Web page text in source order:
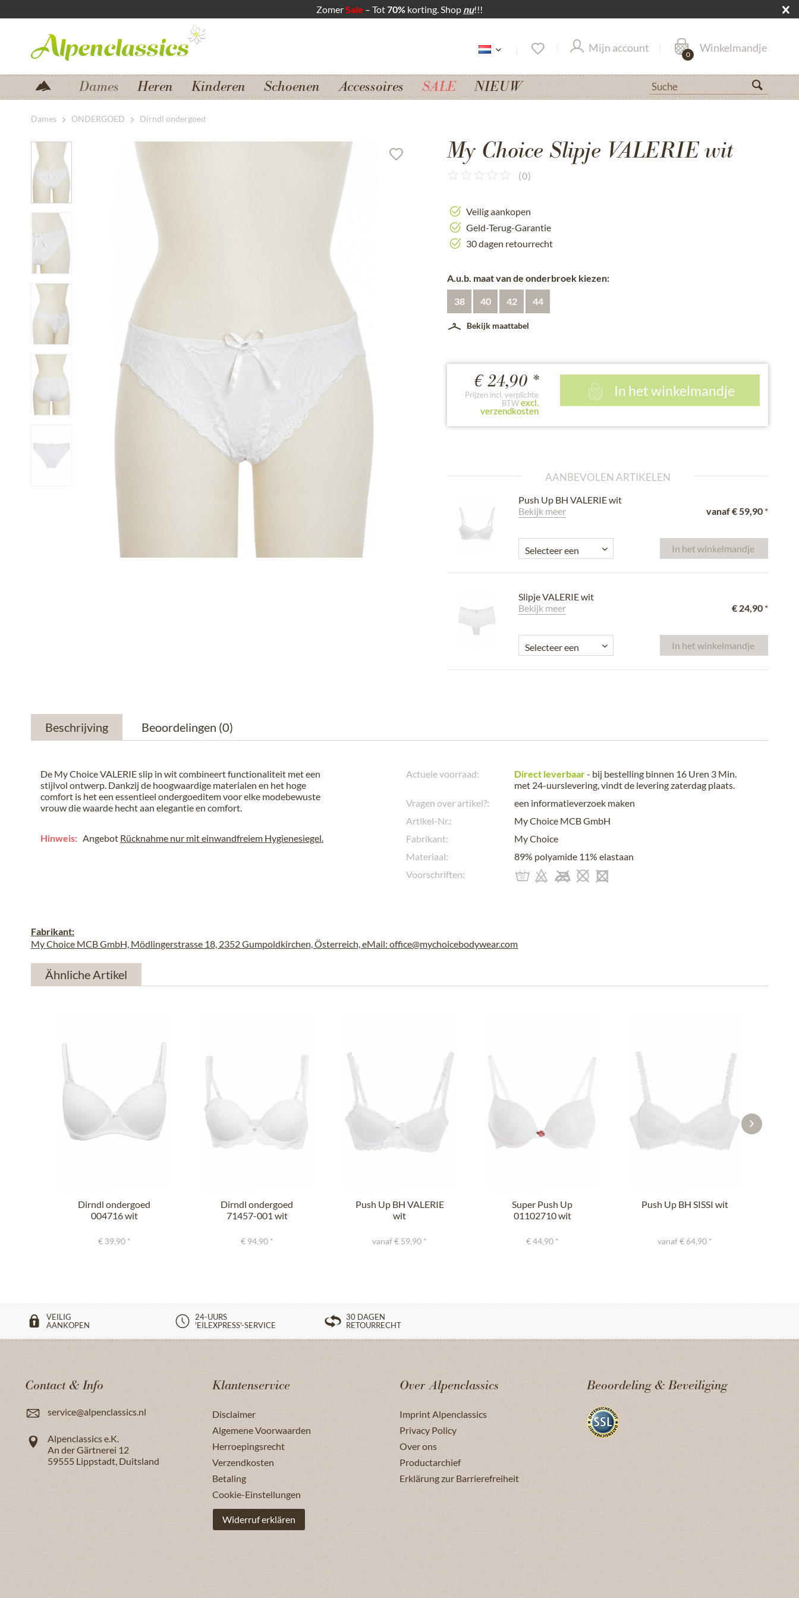
ZomerSale – Tot70% korting. Shop nu!!!
Zum Hauptbereich springen
Mijn account Winkelmandje
0
Dames Heren Kinderen Schoenen Accessoires SALE NIEUW
Dames ONDERGOED Dirndl ondergoed
My Choice Slipje VALERIE wit
(0)
Veilig aankopen
Geld-Terug-Garantie
30 dagen retourrecht
A.u.b. maat van de onderbroek kiezen:
38 40 42 44
Bekijk maattabel
€ 24,90 *
Prijzen incl. verplichte
BTWexcl.
verzendkosten
In het winkelmandje
AANBEVOLEN ARTIKELEN
Push Up BH VALERIE wit
vanaf€ 59,90 *
Bekijk meer
In het winkelmandje
Slipje VALERIE wit
€ 24,90 *
Bekijk meer
In het winkelmandje
Beschrijving Beoordelingen (0)
De My Choice VALERIE slip in wit combineert functionaliteit met een
stijlvol ontwerp. Dankzij de hoogwaardige materialen en het hoge
comfort is het een essentieel ondergoeditem voor elke modebewuste
vrouw die waarde hecht aan elegantie en comfort.
Hinweis: Angebot Rücknahme nur mit einwandfreiem Hygienesiegel.
Actuele voorraad: Direct leverbaar- bij bestelling binnen 16 Uren 3 Min.
met 24-uurslevering, vindt de leveringzaterdag plaats.
Vragen over artikel?:
een informatieverzoek maken
Artikel-Nr.:
My Choice MCB GmbH
Fabrikant:
My Choice
Materiaal:
89% polyamide 11% elastaan
Voorschriften:
Fabrikant:
My Choice MCB GmbH, Mödlingerstrasse 18, 2352 Gumpoldkirchen, Österreich, eMail: office@mychoicebodywear.com
Ähnliche Artikel
Dirndl ondergoed
004716 wit
€ 39,90 *
Dirndl ondergoed
71457-001 wit
€ 94,90 *
Push Up BH VALERIE
wit
vanaf € 59,90 *
Super Push Up
01102710 wit
€ 44,90 *
Push Up BH SISSI wit
vanaf € 64,90 *
VEILIG
AANKOPEN
24-UURS
'EILEXPRESS'-SERVICE
30 DAGEN
RETOURRECHT
Contact & Info
service@alpenclassics.nl
Alpenclassics e.K.
An der Gärtnerei 12
59555 Lippstadt, Duitsland
Klantenservice
Disclaimer
Algemene Voorwaarden
Herroepingsrecht
Verzendkosten
Betaling
Cookie-Einstellungen
Widerruf erklären
Over Alpenclassics
Imprint Alpenclassics
Privacy Policy
Over ons
Productarchief
Erklärung zur Barrierefreiheit
Beoordeling & Beveiliging